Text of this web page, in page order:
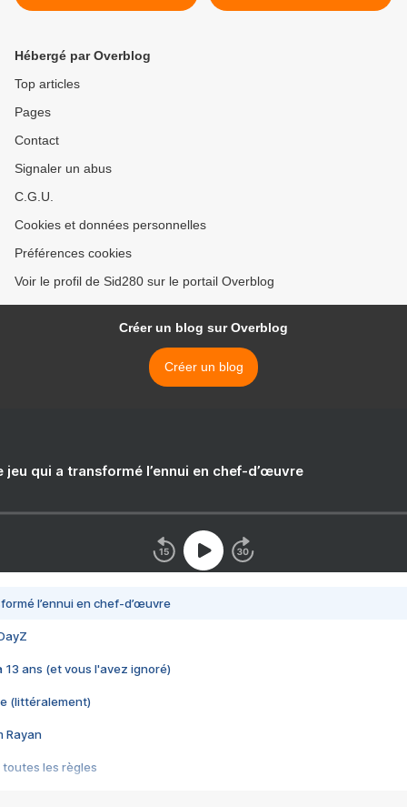
Hébergé par Overblog
Top articles
Pages
Contact
Signaler un abus
C.G.U.
Cookies et données personnelles
Préférences cookies
Voir le profil de Sid280 sur le portail Overblog
Créer un blog sur Overblog
Créer un blog
jeu qui a transformé l’ennui en chef-d’œuvre
l’ennui en chef-d’œuvre
13 ans (et vous l'avez ignoré)
(littéralement)
Rayan
toutes les règles